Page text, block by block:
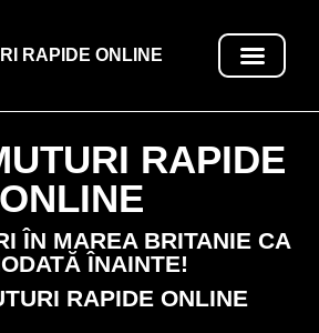
RAPIDE ONLINE
RAPIDE
ONLINE
ÎN MAREA BRITANIE CA
ÎNAINTE!
RAPIDE ONLINE